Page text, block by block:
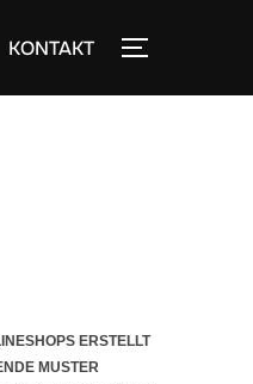
KONTAKT
ERSTELLT
MUSTER